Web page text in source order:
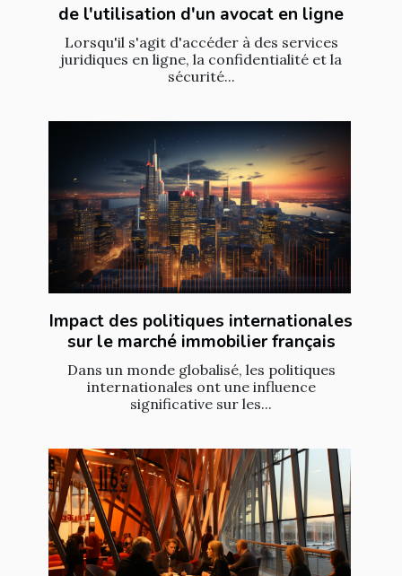
de l'utilisation d'un avocat en ligne
Lorsqu'il s'agit d'accéder à des services
juridiques en ligne, la confidentialité et la
sécurité...
Impact des politiques internationales
sur le marché immobilier français
Dans un monde globalisé, les politiques
internationales ont une influence
significative sur les...